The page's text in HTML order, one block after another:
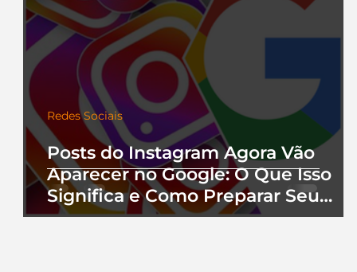
Posts do Instagram Agora Vão
Aparecer no Google: O Que Isso
Significa e Como Preparar Seu
Perfil
Redes Sociais